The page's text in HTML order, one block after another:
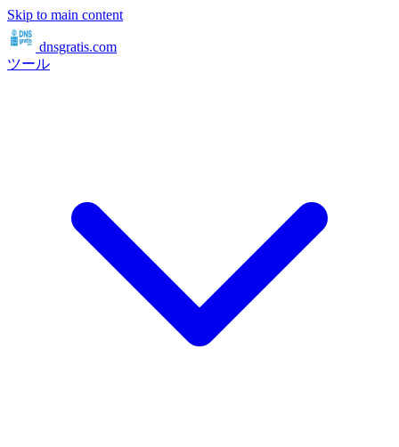
Skip to main content
dnsgratis.com
ツール